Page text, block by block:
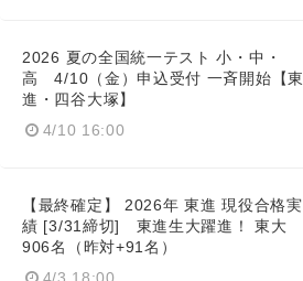
2026 夏の全国統一テスト 小・中・
高 4/10（金）申込受付 一斉開始【東
進・四谷大塚】
4/10 16:00
【最終確定】 2026年 東進 現役合格実
績 [3/31締切] 東進生大躍進！ 東大
906名（昨対+91名）
4/3 18:00